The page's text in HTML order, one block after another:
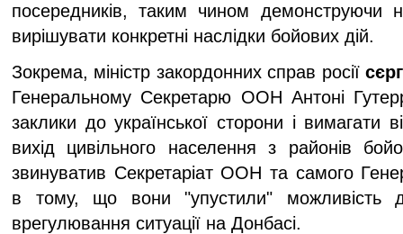
посередників, таким чином демонструючи
вирішувати конкретні наслідки бойових дій.
Зокрема, міністр закордонних справ росії
Генеральному Секретарю ООН Антоні
заклики до української сторони і вимагати
вихід цивільного населення з районів
звинуватив Секретаріат ООН та самого
в тому, що вони "упустили" можливість
врегулювання ситуації на Донбасі.